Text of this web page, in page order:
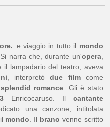
..e viaggio in tutto il mondo
narra che, durante un'opera,
lampadario del teatro, aveva
, interpretòdue filmcome
romance. Gli è stato
Enricocaruso. Il cantante
una canzone, intitolata
mondo. Il brano venne scritto